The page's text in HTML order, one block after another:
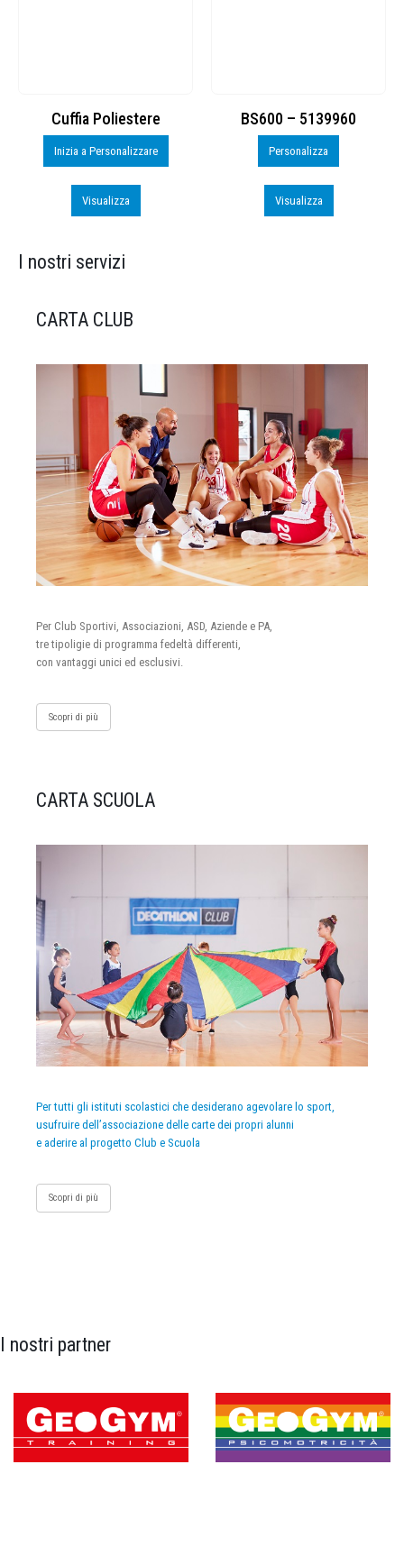
Cuffia Poliestere
Inizia a Personalizzare
Visualizza
BS600 – 5139960
Personalizza
Visualizza
I nostri servizi
CARTA CLUB
Per Club Sportivi, Associazioni, ASD, Aziende e PA,
tre tipoligie di programma fedeltà differenti,
con vantaggi unici ed esclusivi.
Scopri di più
CARTA SCUOLA
Per tutti gli istituti scolastici che desiderano agevolare lo sport,
usufruire dell’associazione delle carte dei propri alunni
e aderire al progetto Club e Scuola
Scopri di più
I nostri partner